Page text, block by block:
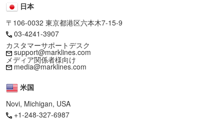
日本
〒106-0032 東京都港区六本木7-15-9
03-4241-3907
カスタマーサポートデスク
support@marklines.com
メディア関係者様向け
media@marklines.com
米国
Novi, Michigan, USA
+1-248-327-6987